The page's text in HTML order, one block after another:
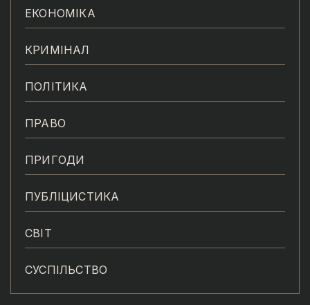
ЕКОНОМІКА
КРИМІНАЛ
ПОЛІТИКА
ПРАВО
ПРИГОДИ
ПУБЛІЦИСТИКА
СВІТ
СУСПІЛЬСТВО